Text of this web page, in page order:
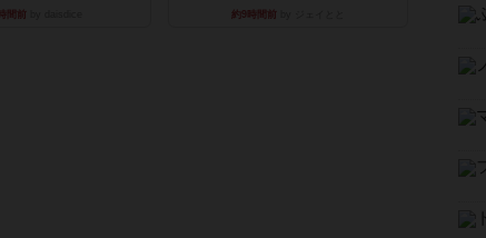
間前 約9時間前